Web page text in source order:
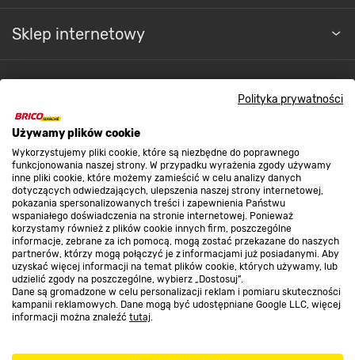
Polityka prywatności
Używamy plików cookie
Wykorzystujemy pliki cookie, które są niezbędne do poprawnego
funkcjonowania naszej strony. W przypadku wyrażenia zgody używamy
inne pliki cookie, które możemy zamieścić w celu analizy danych
dotyczących odwiedzających, ulepszenia naszej strony internetowej,
pokazania spersonalizowanych treści i zapewnienia Państwu
wspaniałego doświadczenia na stronie internetowej. Ponieważ
korzystamy również z plików cookie innych firm, poszczególne
informacje, zebrane za ich pomocą, mogą zostać przekazane do naszych
partnerów, którzy mogą połączyć je z informacjami już posiadanymi. Aby
uzyskać więcej informacji na temat plików cookie, których używamy, lub
udzielić zgody na poszczególne, wybierz „Dostosuj”.
Dane są gromadzone w celu personalizacji reklam i pomiaru skuteczności
kampanii reklamowych. Dane mogą być udostępniane Google LLC, więcej
informacji można znaleźć tutaj.
Sklep internetowy
Regulaminy
Promocje
Nasze sklepy
O nas
Kontakt do sklepu